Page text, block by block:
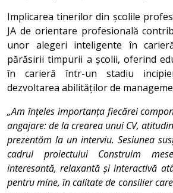
Implicarea tinerilor din școlile
JA de orientare profesională
unor alegeri inteligente în
părăsirii timpurii a școlii, oferind
în carieră într-un stadiu
dezvoltarea abilităților de
„Am înțeles importanța fiecărei
angajare: de la crearea unui CV,
prezentăm la un interviu. Sesiunea
cadrul proiectului Construim
interesantă, relaxantă și interactivă
pentru mine, în calitate de consilier